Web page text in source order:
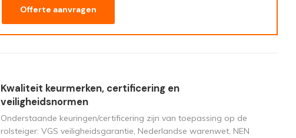
Offerte aanvragen
Kwaliteit keurmerken, certificering en
veiligheidsnormen
Onderstaande keuringen/certificering zijn van toepassing op de
rolsteiger: VGS veiligheidsgarantie, Nederlandse warenwet, NEN